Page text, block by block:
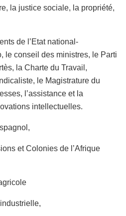
la justice sociale, la propriété,
de l’Etat national-
le conseil des ministres, le Parti
la Charte du Travail,
le Magistrature du
l’assistance et la
intellectuelles.
et Colonies de l’Afrique